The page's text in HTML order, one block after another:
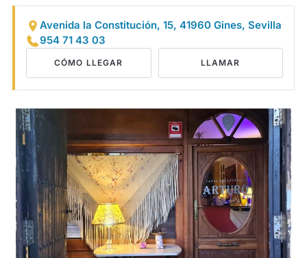
Avenida la Constitución, 15, 41960 Gines, Sevilla
954 71 43 03
CÓMO LLEGAR LLAMAR